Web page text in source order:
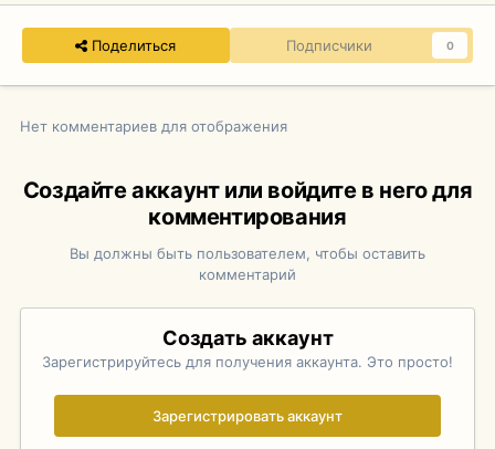
Поделиться Подписчики 0
Нет комментариев для отображения
Создайте аккаунт или войдите в него для
комментирования
Вы должны быть пользователем, чтобы оставить
комментарий
Создать аккаунт
Зарегистрируйтесь для получения аккаунта. Это просто!
Зарегистрировать аккаунт